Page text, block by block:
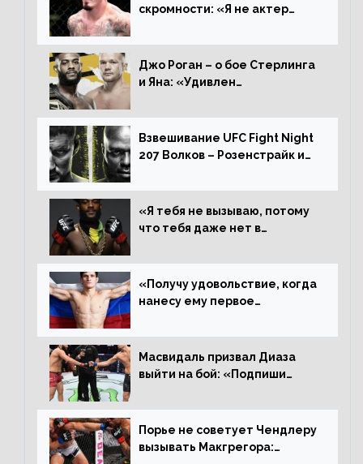
скромности: «Я не актер
дерьмо»
Джо Роган – о бое Стерлинга
и Яна: «Удивлен
Алджамейн определенно
выиграл»
Взвешивание UFC Fight Night
207 Волков – Розенстрайк и
«Я тебя не вызываю, потому
что тебя даже нет в
пауза», сообщает Стерлинг
ответил Сехудо
«Получу удовольствие, когда
нанесу ему первое
Иге – про бой с Евлоевым
Масвидаль призвал Диаза
выйти на бой: «Подпиши
повторим»
Порье не советует Чендлеру
вызывать Макгрегора: